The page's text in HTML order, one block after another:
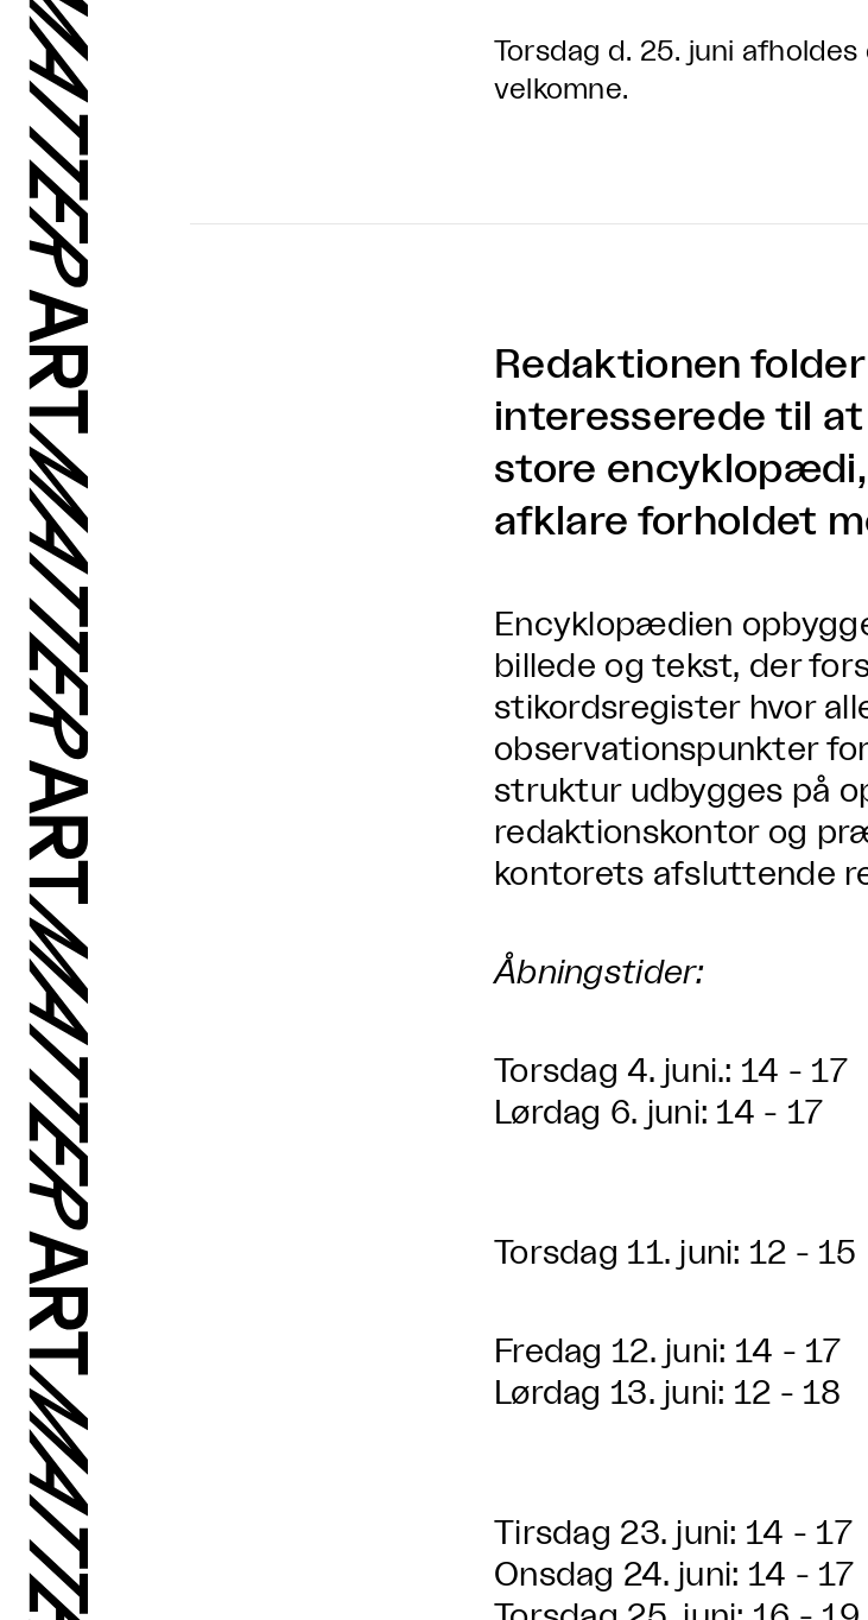
Torsdag d. 25. juni
velkomne.
Redaktionen
interesserede til
store
afklare forholdet
Encyklopædien
billede og tekst, der
stikordsregister hvor
observationspunkter
struktur udbygges på
redaktionskontor og
kontorets afsluttende
Åbningstider:
Torsdag 4. juni.: 14 - 17
Lørdag 6. juni: 14 - 17
Torsdag 11. juni: 12 - 15
Fredag 12. juni: 14 - 17
Lørdag 13. juni: 12 - 18
Tirsdag 23. juni: 14 - 17
Onsdag 24. juni: 14 - 17